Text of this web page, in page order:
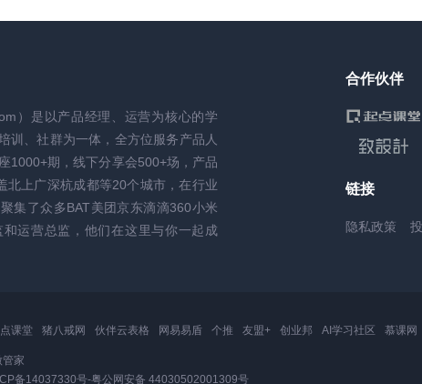
）是以产品经理、运营为核心的学
训、社群为一体，全方位服务产品人
1000+期，线下分享会500+场，产品
北上广深杭成都等20个城市，在行业
集了众多BAT美团京东滴滴360小米
运营总监，他们在这里与你一起成
合作伙伴
链接
隐私政策
课堂 猪八戒网 伙伴云表格 网易易盾 个推 友盟+ 创业邦 AI学习社区 慕课网
家
备14037330号-粤公网安备 44030502001309号